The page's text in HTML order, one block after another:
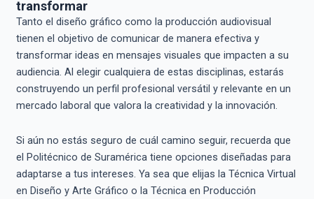
transformar
Tanto el diseño gráfico como la producción audiovisual
tienen el objetivo de comunicar de manera efectiva y
transformar ideas en mensajes visuales que impacten a su
audiencia. Al elegir cualquiera de estas disciplinas, estarás
construyendo un perfil profesional versátil y relevante en un
mercado laboral que valora la creatividad y la innovación.
Si aún no estás seguro de cuál camino seguir, recuerda que
el Politécnico de Suramérica tiene opciones diseñadas para
adaptarse a tus intereses. Ya sea que elijas la Técnica Virtual
en Diseño y Arte Gráfico o la Técnica en Producción